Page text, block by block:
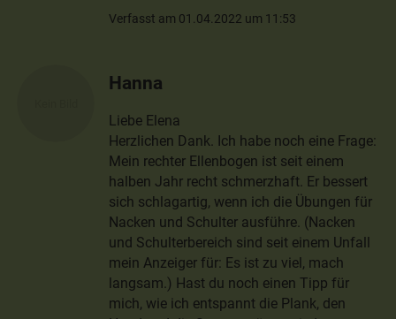
Verfasst am 01.04.2022 um 11:53
Hanna
Liebe Elena
Herzlichen Dank. Ich habe noch eine Frage:
Mein rechter Ellenbogen ist seit einem
halben Jahr recht schmerzhaft. Er bessert
sich schlagartig, wenn ich die Übungen für
Nacken und Schulter ausführe. (Nacken
und Schulterbereich sind seit einem Unfall
mein Anzeiger für: Es ist zu viel, mach
langsam.) Hast du noch einen Tipp für
mich, wie ich entspannt die Plank, den